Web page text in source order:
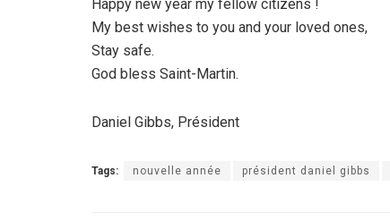
Happy new year my fellow citizens !
My best wishes to you and your loved ones,
Stay safe.
God bless Saint-Martin.
Daniel Gibbs, Président
Tags: nouvelle année président daniel gibbs